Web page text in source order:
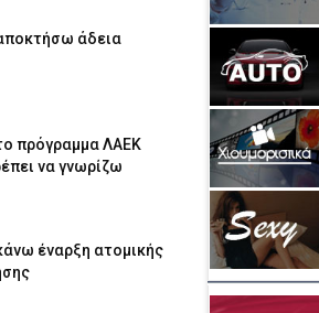
άδεια
το πρόγραμμα ΛΑΕΚ
να γνωρίζω
έναρξη ατομικής